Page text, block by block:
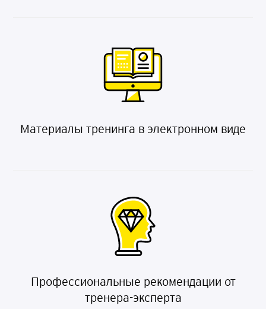
Материалы тренинга в электронном виде
Профессиональные рекомендации от
тренера-эксперта